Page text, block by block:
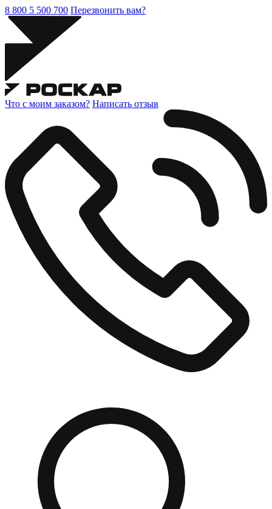
8 800 5 500 700 Перезвонить вам?
Что с моим заказом? Написать отзыв